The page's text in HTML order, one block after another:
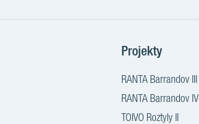
Projekty
RANTA Barrandov III
RANTA Barrandov IV
TOIVO Roztyly II